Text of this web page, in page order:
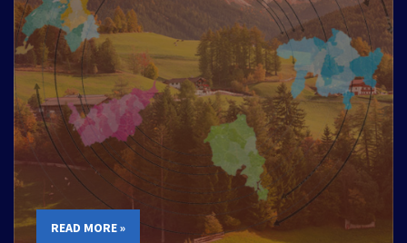
READ MORE »